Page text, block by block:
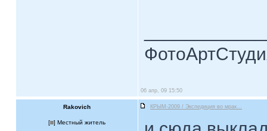
06 апр, 09 15:50
Rakovich КРЫМ-2009 / Экспедиция во мрак...
[ ] Местный житель